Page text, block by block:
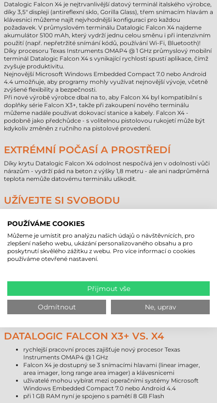
Datalogic Falcon X4 je nejtrvanlivější datový terminál italského výrobce,
díky 3,5" displeji (antireflexní sklo, Gorilla Glass), třem snímacím hlavám a
klávesnici můžeme najít nejvhodnější konfiguraci pro každou
požadavek. V průmyslovém terminálu Datalogic Falcon X4 najdeme
akumulátor 5100 mAh, který vydrží jednu celou směnu i při intenzivním
použití (např. nepřetržité snímání kódů, používání Wi-Fi, Bluetooth)!
Díky procesoru Texas Instruments OMAP4 @ 1 GHz průmyslový mobilní
terminál Datalogic Falcon X4 s vynikající rychlostí spustí aplikace, čímž
zvyšuje produktivitu.
Nejnovější Microsoft Windows Embedded Compact 7.0 nebo Android
4.4 umožňuje, aby programy mohly využívat nejnovější vývoje, včetně
zvýšené flexibility a bezpečnosti.
Při nové výrobě výrobce dbal na to, aby Falcon X4 byl kompatibilní s
doplňky série Falcon X3+, takže při zakoupení nového terminálu
můžeme nadále používat dokovací stanice a kabely. Falcon X4 -
podobně jako předchůdce - s volitelnou pistolovou rukojetí může být
kdykoliv změněn z ručního na pistolové provedení.
EXTRÉMNÍ POČASÍ A PROSTŘEDÍ
Díky krytu Datalogic Falcon X4 odolnost nespočívá jen v odolnosti vůči
nárazům - vydrží pád na beton z výšky 1,8 metru - ale ani nadprůměrná
teplota nemůže datovému terminálu uškodit.
UŽÍVEJTE SI SVOBODU
MIMO) mobilního terminálu Falcon X4 zajišťují rychlé obchodní operace
terminály mají k dispozici certifikaci Cisco Compatible Extensions CCX
v4, díky které jsou využitelné všechny výhody infrastruktury Cisco
WLAN.
Kromě obvyklých signalizací je úspěšné snímání oznamováno i pomocí
postupu "GREEN SPOT". Tento postup je patentovaný Datalogicem,
který po úspěšném snímání signalizuje zeleným světlem.
DATALOGIC FALCON X3+ VS. X4
rychlejší pracovní proces zajišťuje nový procesor Texas
Instruments OMAP4 @ 1 GHz
Falcon X4 je dostupný se 3 snímacími hlavami (linear imager,
area imager, long range area imager) a klávesnicemi
uživatelé mohou vybírat mezi operačními systémy Microsoft
Windows Embedded Compact 7.0 nebo Android 4.4
při 1 GB RAM nyní je spojeno s pamětí 8 GB Flash
POUŽÍVÁME COOKIES
Můžeme je umístit pro analýzu našich údajů o návštěvnících, pro
zlepšení našeho webu, ukázání personalizovaného obsahu a pro
poskytnutí skvělého zážitku z webu. Pro více informací o cookies
používáme otevřené nastavení.
Přijmout vše
Odmítnout Ne, uprav